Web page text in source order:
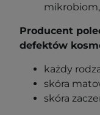
Producent
defektów
każdy
skóra
skóra